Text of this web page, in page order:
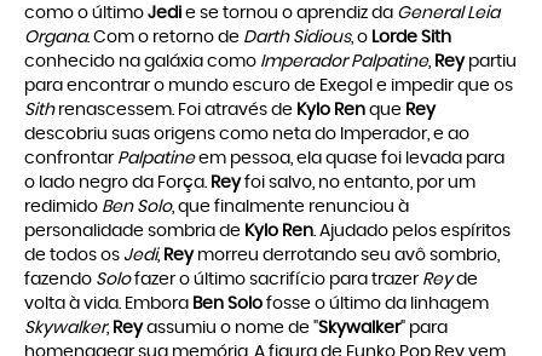
como o último Jedi e se tornou o aprendiz da General Leia
Organa. Com o retorno de Darth Sidious, o Lorde Sith
conhecido na galáxia como Imperador Palpatine, Reypartiu
para encontrar o mundo escuro de Exegol e impedir que os
Sithrenascessem. Foi através de Kylo Ren que Rey
descobriu suas origens como neta do Imperador, e ao
confrontar Palpatineem pessoa, ela quase foi levada para
o lado negro da Força. Reyfoi salvo, no entanto, por um
redimido Ben Solo, que finalmente renunciou à
personalidade sombria de Kylo Ren. Ajudado pelos espíritos
de todos os Jedi, Reymorreu derrotando seu avô sombrio,
fazendo Solofazer o último sacrifício para trazer Reyde
volta à vida. Embora Ben Solo fosse o último da linhagem
Skywalker, Reyassumiu o nome de "Skywalker" para